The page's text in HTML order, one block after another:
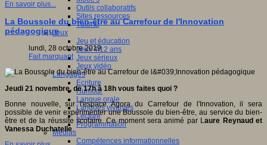
Outils collaboratifs
Sites ressources
Tutorat
Jeux
Jeu et éducation
Jeux 4/12 ans
Jeux sérieux
Jeux vidéo
Langages
Ecriture
Humour
Langue orale
Langues vivantes
Lecture
Programmation
Médias
Compétences informationnelles
En savoir plus...
La Boussole du bien-être au Carrefour de l'Innovation
pédagogique
lundi, 28 octobre 2019
Fait marquant
Jeudi 21 novembre, de 17h à 18h vous faites quoi ?
Bonne nouvelle, sur l'espace Agora du Carrefour de l'Innovation, il sera
possible de venir expérimenter une Boussole du bien-être, au service du bien-
être et de la réussite scolaire. Ce moment sera animé par Laure Reynaud et
Vanessa Duchatelle.